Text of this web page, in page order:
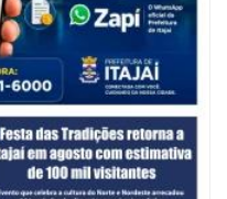
ciclone-bomba no Sul do Brasil;
os impactos no estado